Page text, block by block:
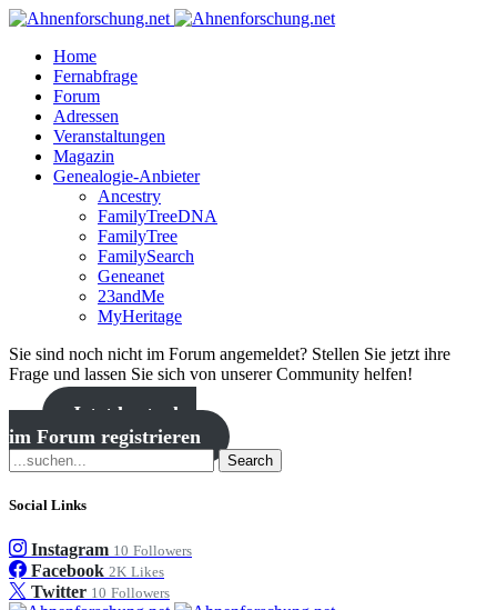
Home
Fernabfrage
Forum
Adressen
Veranstaltungen
Magazin
Genealogie-Anbieter
Ancestry
FamilyTreeDNA
FamilyTree
FamilySearch
Geneanet
23andMe
MyHeritage
Sie sind noch nicht im Forum angemeldet? Stellen Sie jetzt ihre
Frage und lassen Sie sich von unserer Community helfen!
Jetzt kostenlos
im Forum registrieren
Search
Social Links
Instagram 10 Followers
Facebook 2K Likes
Twitter 10 Followers